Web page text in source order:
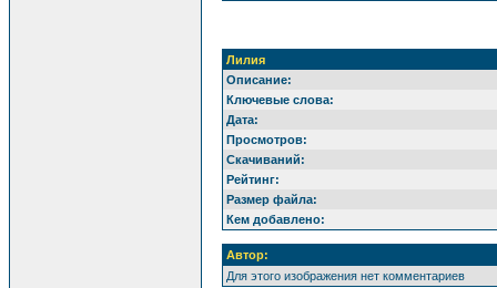
Лилия
Описание:
Ключевые слова:
Дата:
Просмотров:
Скачиваний:
Рейтинг:
Размер файла:
Кем добавлено:
Автор:
Для этого изображения нет комментариев